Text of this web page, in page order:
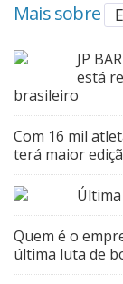
Mais sobre
JP
está
brasileiro
Com 16 mil
terá maior
Quem é o
última luta de